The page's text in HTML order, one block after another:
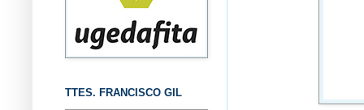
TTES. FRANCISCO GIL